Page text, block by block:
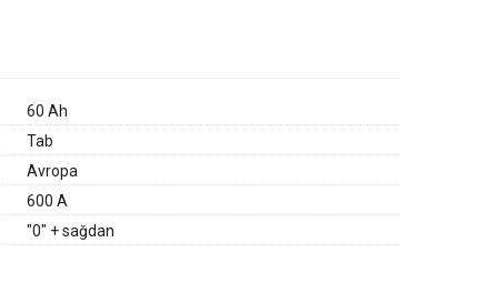
60 Ah
Tab
Avropa
600 A
"0" + sağdan